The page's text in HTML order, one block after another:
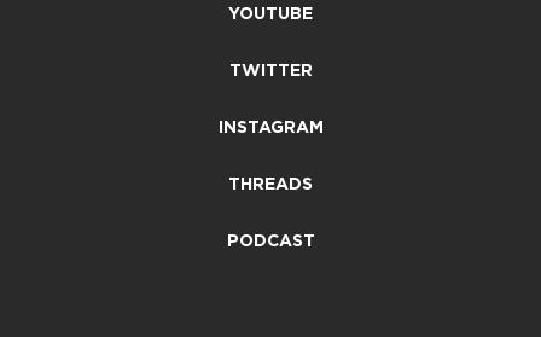
YOUTUBE
TWITTER
INSTAGRAM
THREADS
PODCAST